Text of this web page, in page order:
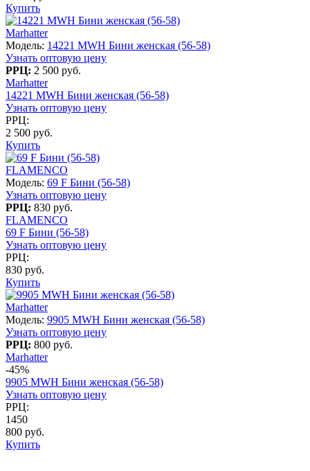
Купить
Marhatter
Модель: 14221 MWH Бини женская (56-58)
Узнать оптовую цену
РРЦ: 2 500 руб.
Marhatter
14221 MWH Бини женская (56-58)
Узнать оптовую цену
РРЦ:
2 500 руб.
Купить
FLAMENCO
Модель: 69 F Бини (56-58)
Узнать оптовую цену
РРЦ: 830 руб.
FLAMENCO
69 F Бини (56-58)
Узнать оптовую цену
РРЦ:
830 руб.
Купить
Marhatter
Модель: 9905 MWH Бини женская (56-58)
Узнать оптовую цену
РРЦ: 800 руб.
Marhatter
-45%
9905 MWH Бини женская (56-58)
Узнать оптовую цену
РРЦ:
1450
800 руб.
Купить